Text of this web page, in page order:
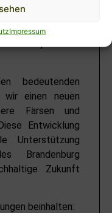
Impressum
im Herzen
bedeutenden
einen neuen
Färsen und
Entwicklung
Unterstützung
Brandenburg
Zukunft
beinhalten: